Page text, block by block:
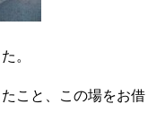
。
こと、この場をお借